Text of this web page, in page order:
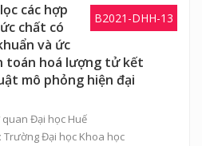
B2021-DHH-13
các hợp
chất có
và ức
toán hoá lượng tử kết
mô phỏng hiện đại
quan Đại học Huế
Trường Đại học Khoa học